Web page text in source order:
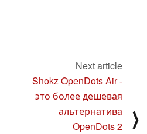
Next article
Shokz OpenDots Air -
это более дешевая
альтернатива
OpenDots 2
⟩